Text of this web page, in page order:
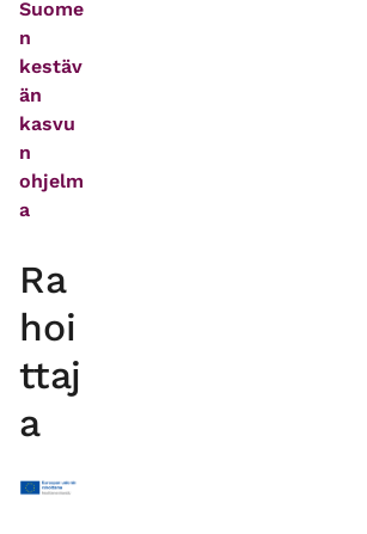
Suome
n
kestäv
än
kasvu
n
ohjelm
a
Ra
hoi
ttaj
a